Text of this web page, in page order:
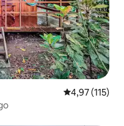
Gemiddelde
4,97 (115)